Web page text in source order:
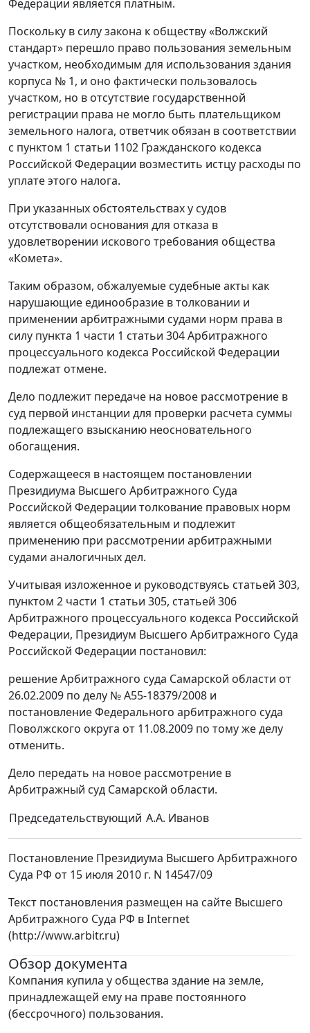
Федерации является платным.
Поскольку в силу закона к обществу «Волжский
стандарт» перешло право пользования земельным
участком, необходимым для использования здания
корпуса № 1, и оно фактически пользовалось
участком, но в отсутствие государственной
регистрации права не могло быть плательщиком
земельного налога, ответчик обязан в соответствии
с пунктом 1 статьи 1102 Гражданского кодекса
Российской Федерации возместить истцу расходы по
уплате этого налога.
При указанных обстоятельствах у судов
отсутствовали основания для отказа в
удовлетворении искового требования общества
«Комета».
Таким образом, обжалуемые судебные акты как
нарушающие единообразие в толковании и
применении арбитражными судами норм права в
силу пункта 1 части 1 статьи 304 Арбитражного
процессуального кодекса Российской Федерации
подлежат отмене.
Дело подлежит передаче на новое рассмотрение в
суд первой инстанции для проверки расчета суммы
подлежащего взысканию неосновательного
обогащения.
Содержащееся в настоящем постановлении
Президиума Высшего Арбитражного Суда
Российской Федерации толкование правовых норм
является общеобязательным и подлежит
применению при рассмотрении арбитражными
судами аналогичных дел.
Учитывая изложенное и руководствуясь статьей 303,
пунктом 2 части 1 статьи 305, статьей 306
Арбитражного процессуального кодекса Российской
Федерации, Президиум Высшего Арбитражного Суда
Российской Федерации постановил:
решение Арбитражного суда Самарской области от
26.02.2009 по делу № А55-18379/2008 и
постановление Федерального арбитражного суда
Поволжского округа от 11.08.2009 по тому же делу
отменить.
Дело передать на новое рассмотрение в
Арбитражный суд Самарской области.
Председательствующий А.А. Иванов
Постановление Президиума Высшего Арбитражного
Суда РФ от 15 июля 2010 г. N 14547/09
Текст постановления размещен на сайте Высшего
Арбитражного Суда РФ в Internet
(http://www.arbitr.ru)
Обзор документа
Компания купила у общества здание на земле,
принадлежащей ему на праве постоянного
(бессрочного) пользования.